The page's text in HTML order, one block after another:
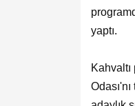
yaptı.